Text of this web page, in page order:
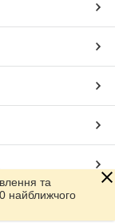
та
найближчого